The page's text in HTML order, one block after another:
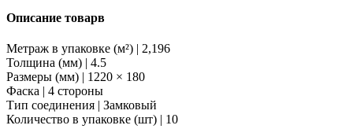
Описание товарв
Метраж в упаковке (м²) | 2,196
Толщина (мм) | 4.5
Размеры (мм) | 1220 × 180
Фаска | 4 стороны
Тип соединения | Замковый
Количество в упаковке (шт) | 10